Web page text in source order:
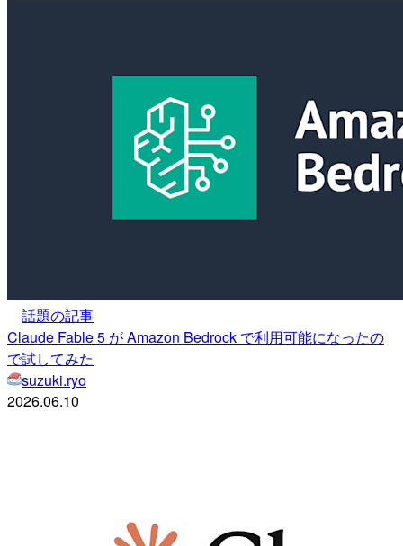
話題の記事
Claude Fable 5 が Amazon Bedrock で利用可能になったの
で試してみた
suzuki.ryo
2026.06.10